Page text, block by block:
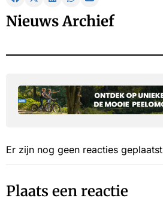
Nieuws Archief
Er zijn nog geen reacties geplaatst
Plaats een reactie